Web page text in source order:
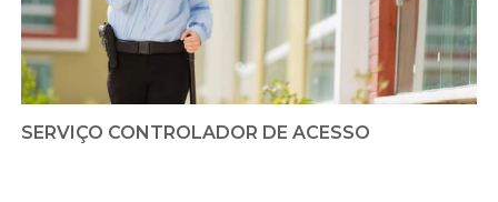
SERVIÇO CONTROLADOR DE ACESSO